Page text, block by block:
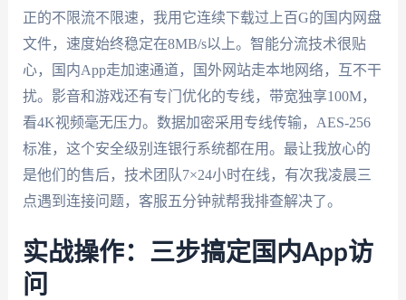
正的不限流不限速，我用它连续下载过上百G的国内网盘
文件，速度始终稳定在8MB/s以上。智能分流技术很贴
心，国内App走加速通道，国外网站走本地网络，互不干
扰。影音和游戏还有专门优化的专线，带宽独享100M，
看4K视频毫无压力。数据加密采用专线传输，AES-256
标准，这个安全级别连银行系统都在用。最让我放心的
是他们的售后，技术团队7×24小时在线，有次我凌晨三
点遇到连接问题，客服五分钟就帮我排查解决了。
实战操作：三步搞定国内App访
问